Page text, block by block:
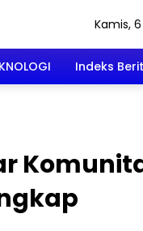
Kamis,
Indeks